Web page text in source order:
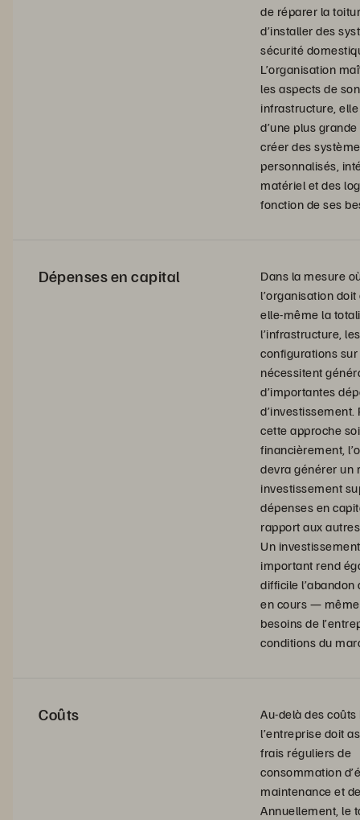
de réparer la
d’installer des
sécurité
L’organisation
les aspects de son
infrastructure,
d’une plus
créer des
personnalisés,
matériel et des
fonction de ses
Dépenses en capital
Dans la mesure
l’organisation
elle-même la
l’infrastructure, les
configurations
nécessitent
d’importantes
d’investissement.
cette approche
financièrement,
devra générer un
investissement
dépenses en
rapport aux
Un
important rend
difficile l’abandon
en cours —
besoins de
conditions du
Coûts
Au-delà des
l’entreprise doit
frais réguliers de
consommation
maintenance et
Annuellement, le